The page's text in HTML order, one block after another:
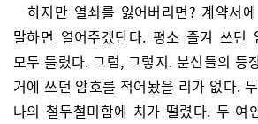
하지만 열쇠를 잃어버리면? 계약서
말하면 열어주겠단다. 평소 즐겨 쓰던
모두 틀렸다. 그럼, 그렇지. 분신들의 등
거에 쓰던 암호를 적어놨을 리가 없다.
나의 철두철미함에 치가 떨렸다. 두 여